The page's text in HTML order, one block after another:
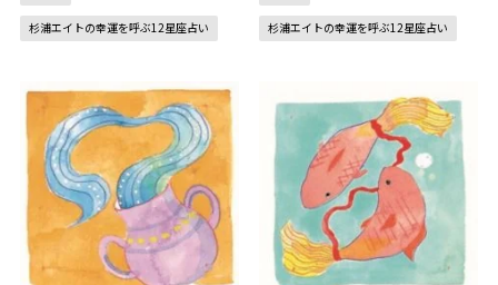
杉浦エイトの幸運を呼ぶ12星座占い 杉浦エイトの幸運を呼ぶ12星座占い